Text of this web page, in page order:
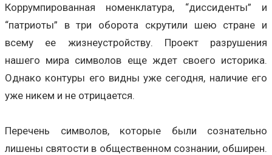
Коррумпированная номенклатура, “диссиденты” и
“патриоты” в три оборота скрутили шею стране и
всему ее жизнеустройству. Проект разрушения
нашего мира символов еще ждет своего историка.
Однако контуры его видны уже сегодня, наличие его
уже никем и не отрицается.
Перечень символов, которые были сознательно
лишены святости в общественном сознании, обширен.